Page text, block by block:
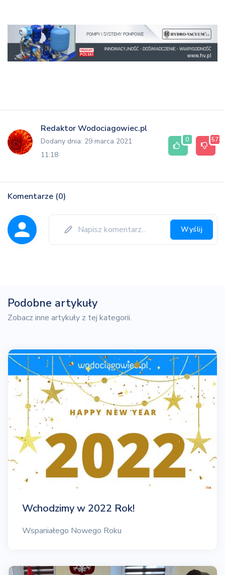
Redaktor Wodociagowiec.pl
Dodany dnia: 29 marca 2021
11:18
0 57
Komentarze (0)
Wyślij
Podobne artykuły
Zobacz inne artykuły z tej kategorii.
Wchodzimy w 2022 Rok!
Wspaniałego Nowego Roku